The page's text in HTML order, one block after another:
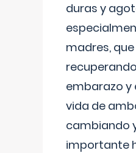
duras y
madres,
embarazo y
vida de
cambiando
importante